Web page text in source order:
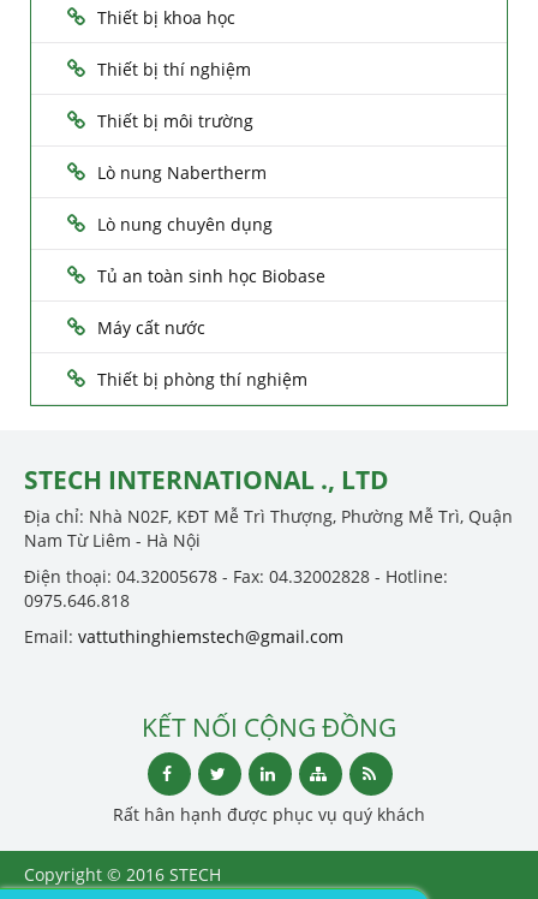
Thiết bị khoa học
Thiết bị thí nghiệm
Thiết bị môi trường
Lò nung Nabertherm
Lò nung chuyên dụng
Tủ an toàn sinh học Biobase
Máy cất nước
Thiết bị phòng thí nghiệm
STECH INTERNATIONAL ., LTD
Địa chỉ: Nhà N02F, KĐT Mễ Trì Thượng, Phường Mễ Trì, Quận
Nam Từ Liêm - Hà Nội
Điện thoại: 04.32005678 - Fax: 04.32002828 - Hotline:
0975.646.818
Email: vattuthinghiemstech@gmail.com
KẾT NỐI CỘNG ĐỒNG
Rất hân hạnh được phục vụ quý khách
Copyright © 2016 STECH